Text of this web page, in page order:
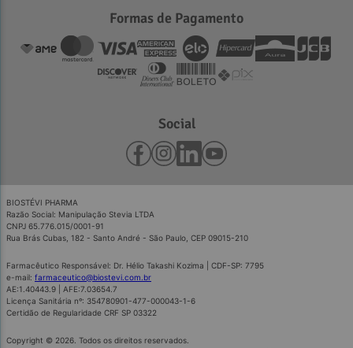
Formas de Pagamento
Social
BIOSTÉVI PHARMA
Razão Social: Manipulação Stevia LTDA
CNPJ 65.776.015/0001-91
Rua Brás Cubas, 182 - Santo André - São Paulo, CEP 09015-210
Farmacêutico Responsável: Dr. Hélio Takashi Kozima | CDF-SP: 7795
e-mail: farmaceutico@biostevi.com.br
AE:1.40443.9 | AFE:7.03654.7
Licença Sanitária nº: 354780901-477-000043-1-6
Certidão de Regularidade CRF SP 03322
Copyright © 2026. Todos os direitos reservados.